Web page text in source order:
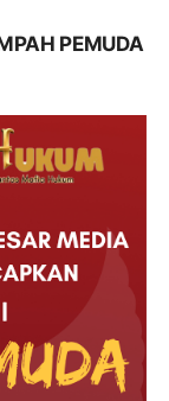
PEMUDA